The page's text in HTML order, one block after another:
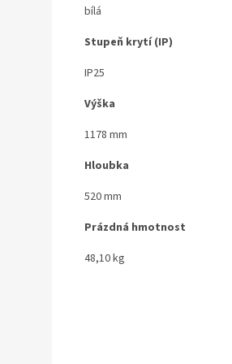
bílá
Stupeň krytí (IP)
IP25
Výška
1178 mm
Hloubka
520 mm
Prázdná hmotnost
48,10 kg